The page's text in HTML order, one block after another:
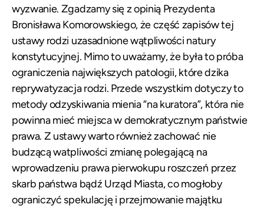
wyzwanie. Zgadzamy się z opinią Prezydenta
Bronisława Komorowskiego, że część zapisów tej
ustawy rodzi uzasadnione wątpliwości natury
konstytucyjnej. Mimo to uważamy, że była to próba
ograniczenia największych patologii, które dzika
reprywatyzacja rodzi. Przede wszystkim dotyczy to
metody odzyskiwania mienia “na kuratora”, która nie
powinna mieć miejsca w demokratycznym państwie
prawa. Z ustawy warto również zachować nie
budzącą watpliwości zmianę polegającą na
wprowadzeniu prawa pierwokupu roszczeń przez
skarb państwa bądź Urząd Miasta, co mogłoby
ograniczyć spekulację i przejmowanie majątku